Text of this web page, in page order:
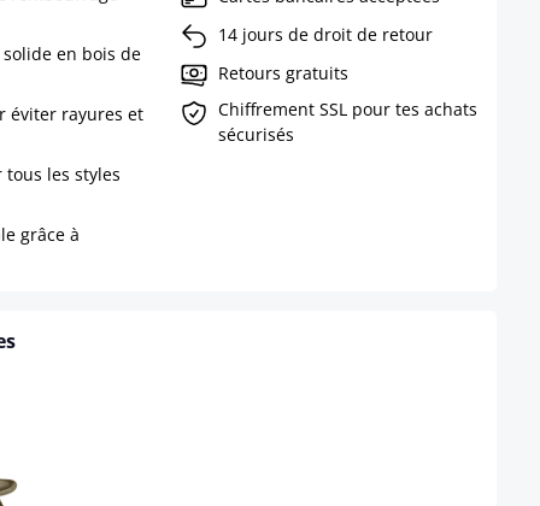
en bois de
éviter rayures et
les styles
grâce à
14 jours de droit de retour
Retours gratuits
Chiffrement SSL pour tes achats
sécurisés